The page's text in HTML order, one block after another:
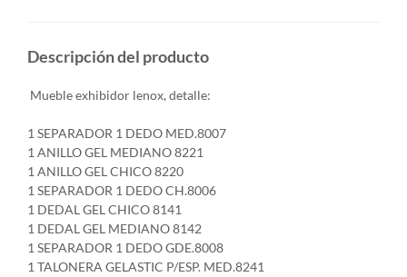
Descripción del producto
Mueble exhibidor lenox, detalle:
1 SEPARADOR 1 DEDO MED.8007
1 ANILLO GEL MEDIANO 8221
1 ANILLO GEL CHICO 8220
1 SEPARADOR 1 DEDO CH.8006
1 DEDAL GEL CHICO 8141
1 DEDAL GEL MEDIANO 8142
1 SEPARADOR 1 DEDO GDE.8008
1 TALONERA GELASTIC P/ESP. MED.8241